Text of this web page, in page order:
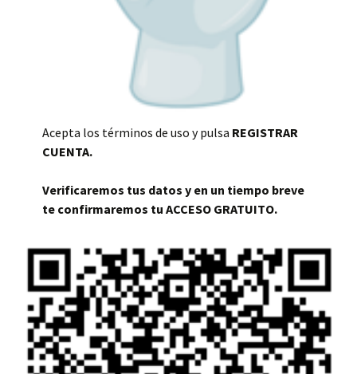
Acepta los términos de uso y pulsa REGISTRAR
CUENTA.
Verificaremos tus datos y en un tiempo breve
te confirmaremos tu ACCESO GRATUITO.